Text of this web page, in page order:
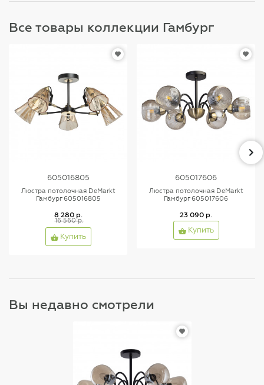
Все товары коллекции Гамбург
605016805
Люстра потолочная DeMarkt
Гамбург 605016805
8 280 р.
16 560 р.
Купить
605017606
Люстра потолочная DeMarkt
Гамбург 605017606
23 090 р.
Купить
Вы недавно смотрели